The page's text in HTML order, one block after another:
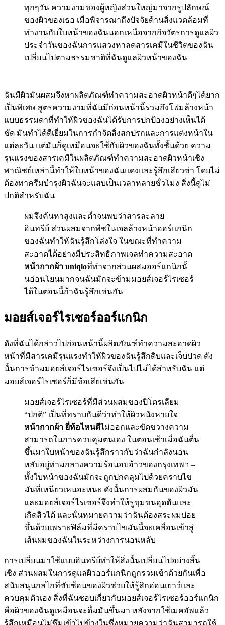
ทุกๆวัน ความงามของผู้หญิงส่วนใหญ่มาจากรูปลักษณ์
ของผิวของเธอ เมื่อพิจารณาถึงปัจจัยด้านสิ่งแวดล้อมที่
ทำงานกับใบหน้าของฉันนอกเหนือจากกิจวัตรการดูแลผิว
ประจำวันของฉันการแสวงหาลดสารเคมีในชีวิตของฉัน
เปลี่ยนไปตามธรรมชาติที่ฉันดูแลผิวหน้าของฉัน
ฉันมีผิวมันผสมจึงหาผลิตภัณฑ์ทำความสะอาดผิวหน้าดีๆได้ยาก
เป็นพิเศษ สูตรความงามที่ฉันมีก่อนหน้านี้รวมถึงโฟมล้างหน้า
แบบธรรมดาที่ทำให้ผิวของฉันได้รับการปกป้องอย่างเห็นได้
ชัด มันทำได้ดีเยี่ยมในการกำจัดสิ่งสกปรกและการแต่งหน้าใน
แต่ละวัน แต่มันก็ดูเหมือนจะใช้กับผิวของฉันทั้งชั้นด้วย ความ
รุนแรงของสารเคมีในผลิตภัณฑ์ทำความสะอาดผิวหน้าเชิง
พาณิชย์เหล่านี้ทำให้ใบหน้าของฉันแดงและรู้สึกเสียวซ่า โดยไม่
ต้องทาครีมบำรุงผิวฉันจะแสบเป็นเวลาหลายชั่วโมง สิ่งนี้ดูไม่
ปกติสำหรับฉัน
ผมจึงค้นหาสูงและต่ำจนพบว่าสารละลาย
อินทรีย์ ส่วนผสมจากพืชในเจลล้างหน้าออร์แกนิก
ของฉันทำให้ฉันรู้สึกโล่งใจ ในขณะที่ทำความ
สะอาดได้อย่างมีประสิทธิภาพเจลทำความสะอาด
หน้ากากผ้า uniqloที่ทำจากส่วนผสมออร์แกนิกนั้
นอ่อนโยนมากจนฉันมักจะข้ามมอยส์เจอร์ไรเซอร์
ได้ในตอนนี้ถ้าฉันรู้สึกเช่นกัน
มอยส์เจอร์ไรเซอร์ออร์แกนิก
ดังที่ฉันได้กล่าวไปก่อนหน้านี้ผลิตภัณฑ์ทำความสะอาดผิว
หน้าที่มีสารเคมีรุนแรงทำให้ผิวของฉันรู้สึกดิบและเจ็บปวด ดัง
นั้นการข้ามมอยส์เจอร์ไรเซอร์จึงเป็นไปไม่ได้สำหรับฉัน แต่
มอยส์เจอร์ไรเซอร์ก็มีข้อเสียเช่นกัน
มอยส์เจอร์ไรเซอร์ที่มีส่วนผสมของปิโตรเลียม
“ปกติ” เป็นที่ทราบกันดีว่าทำให้ผิวหนังหายใจ
หน้ากากผ้า ยี่ห้อไหนดีไม่ออกและขัดขวางความ
สามารถในการควบคุมตนเอง ในตอนเช้าเมื่อฉันตื่น
ขึ้นมาใบหน้าของฉันรู้สึกราวกับว่าฉันกำลังนอน
หลับอยู่ท่ามกลางความร้อนอบอ้าวของกรุงเทพฯ –
ทั้งใบหน้าของฉันมักจะถูกปกคลุมไปด้วยคราบไข
มันที่เหนียวเหนอะหนะ ดังนั้นการผสมกันของผิวมัน
และมอยส์เจอร์ไรเซอร์จึงทำให้รูขุมขนอุดตันและ
เกิดสิวได้ และนั่นหมายความว่าฉันต้องสระผมบ่อย
ขึ้นด้วยเพราะฟิล์มที่มีคราบไขมันนี้จะเคลื่อนเข้าสู่
เส้นผมของฉันในระหว่างการนอนหลับ
การเปลี่ยนมาใช้แบบอินทรีย์ทำให้สิ่งนั้นเปลี่ยนไปอย่างสิ้น
เชิง ส่วนผสมในการดูแลผิวออร์แกนิกถูกรวมเข้าด้วยกันเพื่อ
สนับสนุนกลไกที่ซับซ้อนของผิวช่วยให้รู้สึกอ่อนเยาว์และ
ควบคุมตัวเอง สิ่งที่ฉันชอบเกี่ยวกับมอยส์เจอร์ไรเซอร์ออร์แกนิก
คือผิวของฉันดูเหมือนจะดื่มมันขึ้นมา หลังจากใช้เมคอัพแล้ว
รู้สึกเหมือนไม่ซึมเข้าไปข้างในซึ่งหมายความว่าฉันสามารถใช้